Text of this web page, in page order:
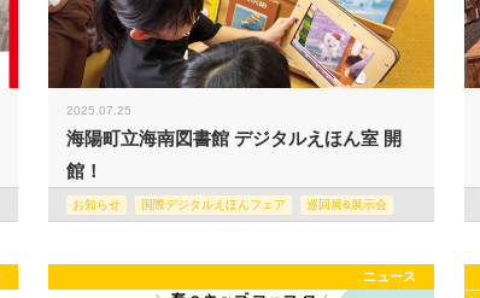
2025.07.25
海陽町立海南図書館 デジタルえほん室 開
館！
お知らせ 国際デジタルえほんフェア 巡回展&展示会
ニュース